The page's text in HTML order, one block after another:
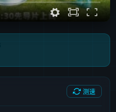
测速